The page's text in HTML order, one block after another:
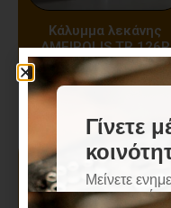
Κάλυμμα λεκάνης
AMFIPOLIS TR 126P
KARAG